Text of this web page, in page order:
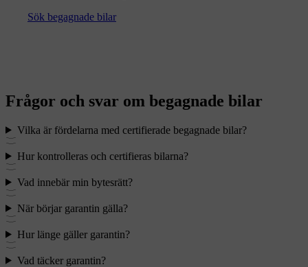
Sök begagnade bilar
Frågor och svar om begagnade bilar
Vilka är fördelarna med certifierade begagnade bilar?
Hur kontrolleras och certifieras bilarna?
Vad innebär min bytesrätt?
När börjar garantin gälla?
Hur länge gäller garantin?
Vad täcker garantin?